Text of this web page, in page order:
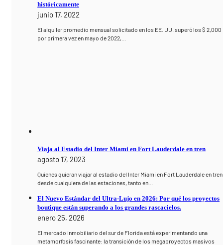
históricamente
junio 17, 2022
El alquiler promedio mensual solicitado en los EE. UU. superó los $ 2,000
por primera vez en mayo de 2022,…
Viaja al Estadio del Inter Miami en Fort Lauderdale en tren
agosto 17, 2023
Quienes quieran viajar al estadio del Inter Miami en Fort Lauderdale en
desde cualquiera de las estaciones, tanto en…
El Nuevo Estándar del Ultra-Lujo en 2026: Por qué los proyectos
boutique están superando a los grandes rascacielos.
enero 25, 2026
El mercado inmobiliario del sur de Florida está experimentando una
metamorfosis fascinante: la transición de los megaproyectos masivos